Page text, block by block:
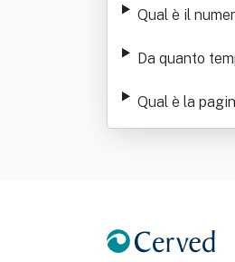
Qual è il
Da quanto
Qual è la